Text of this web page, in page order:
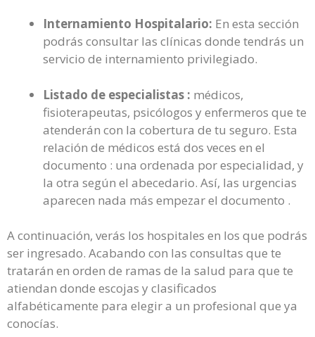
Internamiento Hospitalario: En esta sección
podrás consultar las clínicas donde tendrás un
servicio de internamiento privilegiado.
Listado de especialistas : médicos,
fisioterapeutas, psicólogos y enfermeros que te
atenderán con la cobertura de tu seguro. Esta
relación de médicos está dos veces en el
documento : una ordenada por especialidad, y
la otra según el abecedario. Así, las urgencias
aparecen nada más empezar el documento .
A continuación, verás los hospitales en los que podrás
ser ingresado. Acabando con las consultas que te
tratarán en orden de ramas de la salud para que te
atiendan donde escojas y clasificados
alfabéticamente para elegir a un profesional que ya
conocías.